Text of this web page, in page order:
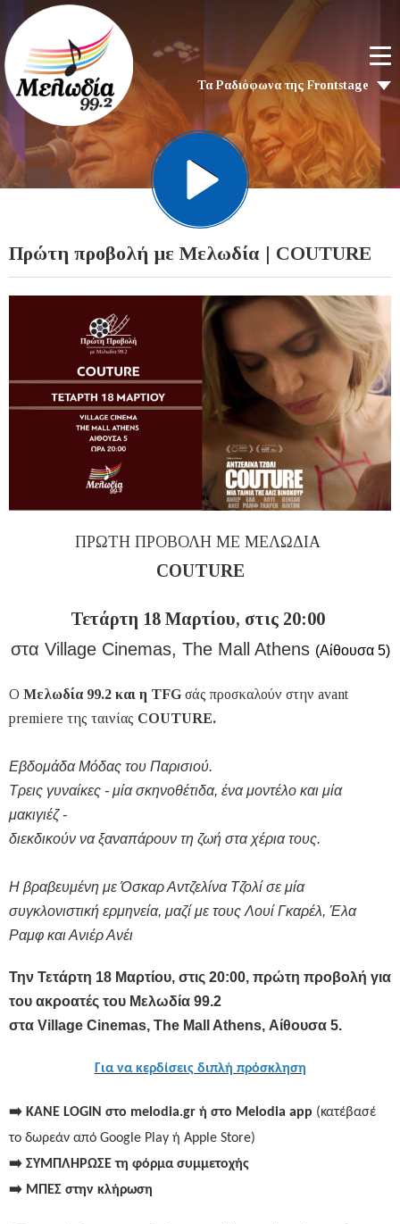
Τα Ραδιόφωνα της Frontstage
Πρώτη προβολή με Μελωδία | COUTURE
ΠΡΩΤΗ ΠΡΟΒΟΛΗ ΜΕ ΜΕΛΩΔΙΑ
COUTURE
Τετάρτη 18 Μαρτίου, στις 20:00
στα Village Cinemas, The Mall Athens (Αίθουσα 5)
Ο Μελωδία 99.2 και η TFG σάς προσκαλούν στην avant
premiere της ταινίας COUTURE.
Εβδομάδα Μόδας του Παρισιού.
Τρεις γυναίκες - μία σκηνοθέτιδα, ένα μοντέλο και μία
μακιγιέζ -
διεκδικούν να ξαναπάρουν τη ζωή στα χέρια τους.
H βραβευμένη με Όσκαρ Αντζελίνα Τζολί σε μία
συγκλονιστική ερμηνεία, μαζί με τους Λουί Γκαρέλ, Έλα
Ραμφ και Ανιέρ Ανέι
Την Τετάρτη 18 Μαρτίου, στις 20:00, πρώτη προβολή για
του ακροατές του Μελωδία 99.2
στα Village Cinemas, The Mall Athens, Αίθουσα 5.
Για να κερδίσεις διπλή πρόσκληση
➡️ ΚΑΝΕ LOGIN στο melodia.gr ή στο Melodia app (κατέβασέ
το δωρεάν από Google Play ή Apple Store)
➡️ ΣΥΜΠΛΗΡΩΣΕ τη φόρμα συμμετοχής
➡️ ΜΠΕΣ στην κλήρωση